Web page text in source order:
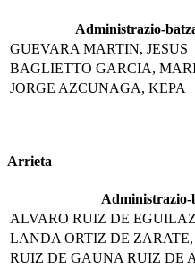
Administrazio-
GUEVARA MARTIN, JESUS
BAGLIETTO GARCIA,
JORGE AZCUNAGA, KEPA
Arrieta
Administrazio-
ALVARO RUIZ DE
LANDA ORTIZ DE
RUIZ DE GAUNA RUIZ DE